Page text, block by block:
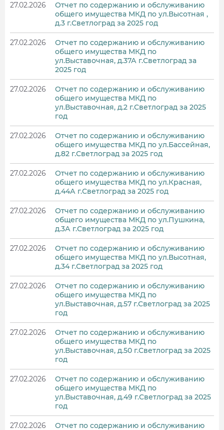
27.02.2026
Отчет по содержанию и обслуживанию
общего имущества МКД по ул.Высотная ,
д.3 г.Светлоград за 2025 год
27.02.2026
Отчет по содержанию и обслуживанию
общего имущества МКД по
ул.Выставочная, д.37А г.Светлоград за
2025 год
27.02.2026
Отчет по содержанию и обслуживанию
общего имущества МКД по
ул.Выставочная, д.2 г.Светлоград за 2025
год
27.02.2026
Отчет по содержанию и обслуживанию
общего имущества МКД по ул.Бассейная,
д.82 г.Светлоград за 2025 год
27.02.2026
Отчет по содержанию и обслуживанию
общего имущества МКД по ул.Красная,
д.44А г.Светлоград за 2025 год
27.02.2026
Отчет по содержанию и обслуживанию
общего имущества МКД по ул.Пушкина,
д.3А г.Светлоград за 2025 год
27.02.2026
Отчет по содержанию и обслуживанию
общего имущества МКД по ул.Высотная,
д.34 г.Светлоград за 2025 год
27.02.2026
Отчет по содержанию и обслуживанию
общего имущества МКД по
ул.Выставочная, д.57 г.Светлоград за 2025
год
27.02.2026
Отчет по содержанию и обслуживанию
общего имущества МКД по
ул.Выставочная, д.50 г.Светлоград за 2025
год
27.02.2026
Отчет по содержанию и обслуживанию
общего имущества МКД по
ул.Выставочная, д.49 г.Светлоград за 2025
год
27.02.2026 Отчет по содержанию и обслуживанию